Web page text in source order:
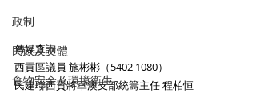
政制
民政及文體
食物安全及環境衛生
傳媒查詢：
西貢區議員 施彬彬（5402 1080）
民建聯西貢將軍澳支部統籌主任 程柏恒